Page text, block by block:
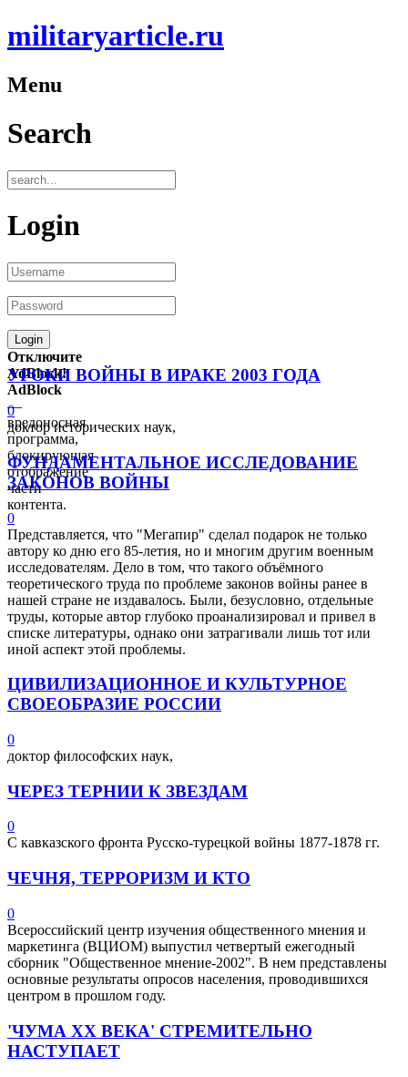
militaryarticle.ru
Menu
Search
Login
Отключите
AdBlock!
AdBlock
—
вредоносная
программа,
блокирующая
отображение
части
контента.
УРОКИ ВОЙНЫ В ИРАКЕ 2003 ГОДА
0
доктор исторических наук,
ФУНДАМЕНТАЛЬНОЕ ИССЛЕДОВАНИЕ
ЗАКОНОВ ВОЙНЫ
0
Представляется, что "Мегапир" сделал подарок не только
автору ко дню его 85-летия, но и многим другим военным
исследователям. Дело в том, что такого объёмного
теоретического труда по проблеме законов войны ранее в
нашей стране не издавалось. Были, безусловно, отдельные
труды, которые автор глубоко проанализировал и привел в
списке литературы, однако они затрагивали лишь тот или
иной аспект этой проблемы.
ЦИВИЛИЗАЦИОННОЕ И КУЛЬТУРНОЕ
СВОЕОБРАЗИЕ РОССИИ
0
доктор философских наук,
ЧЕРЕЗ ТЕРНИИ К ЗВЕЗДАМ
0
С кавказского фронта Русско-турецкой войны 1877-1878 гг.
ЧЕЧНЯ, ТЕРРОРИЗМ И КТО
0
Всероссийский центр изучения общественного мнения и
маркетинга (ВЦИОМ) выпустил четвертый ежегодный
сборник "Общественное мнение-2002". В нем представлены
основные результаты опросов населения, проводившихся
центром в прошлом году.
'ЧУМА ХХ ВЕКА' СТРЕМИТЕЛЬНО
НАСТУПАЕТ